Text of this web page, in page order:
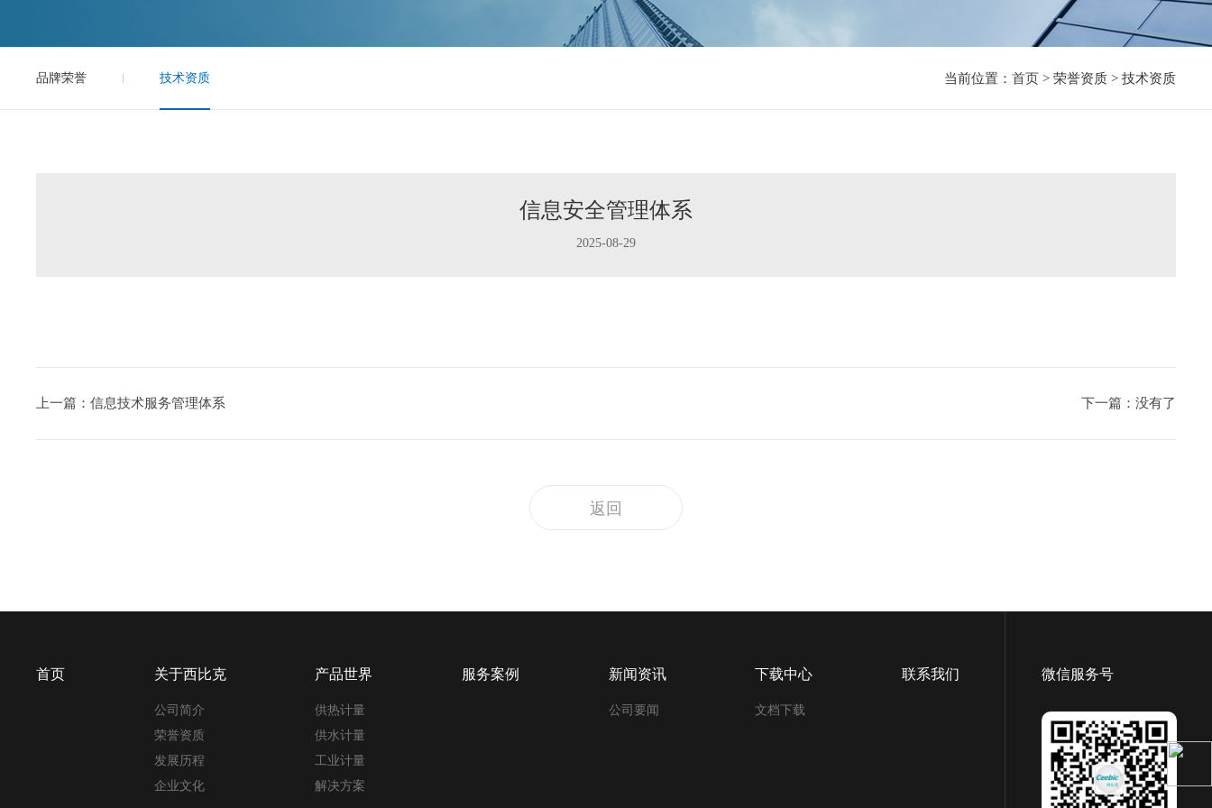
品牌荣誉 技术资质 当前位置： 首页> 荣誉资质 > 技术资质
信息安全管理体系
2025-08-29
上一篇：信息技术服务管理体系 下一篇：没有了
返回
首页 关于西比克
公司简介
荣誉资质
发展历程
企业文化
产品世界
供热计量
供水计量
工业计量
解决方案
服务案例 新闻资讯
公司要闻
下载中心
文档下载
联系我们 微信服务号